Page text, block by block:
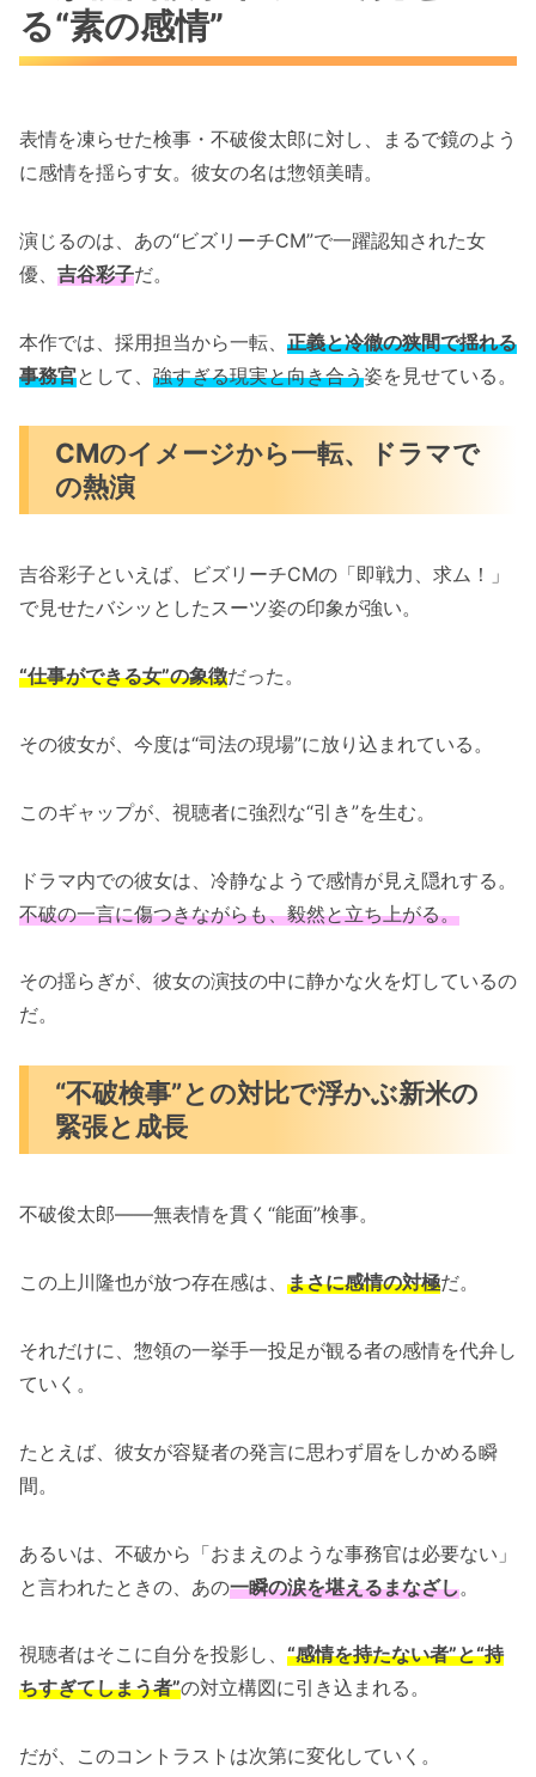
る“素の感情”
表情を凍らせた検事・不破俊太郎に対し、まるで鏡のよう
に感情を揺らす女。彼女の名は惣領美晴。
演じるのは、あの“ビズリーチCM”で一躍認知された女
優、 吉谷彩子だ。
本作では、採用担当から一転、 正義と冷徹の狭間で揺れる
事務官として、 強すぎる現実と向き合う姿を見せている。
CMのイメージから一転、ドラマで
の熱演
吉谷彩子といえば、ビズリーチCMの「即戦力、求ム！」
で見せたバシッとしたスーツ姿の印象が強い。
“仕事ができる女”の象徴だった。
その彼女が、今度は“司法の現場”に放り込まれている。
このギャップが、視聴者に強烈な“引き”を生む。
ドラマ内での彼女は、冷静なようで感情が見え隠れする。
不破の一言に傷つきながらも、毅然と立ち上がる。
その揺らぎが、彼女の演技の中に静かな火を灯しているの
だ。
“不破検事”との対比で浮かぶ新米の
緊張と成長
不破俊太郎――無表情を貫く“能面”検事。
この上川隆也が放つ存在感は、 まさに感情の対極だ。
それだけに、惣領の一挙手一投足が観る者の感情を代弁し
ていく。
たとえば、彼女が容疑者の発言に思わず眉をしかめる瞬
間。
あるいは、不破から「おまえのような事務官は必要ない」
と言われたときの、あの一瞬の涙を堪えるまなざし。
視聴者はそこに自分を投影し、 “感情を持たない者”と“持
ちすぎてしまう者”の対立構図に引き込まれる。
だが、このコントラストは次第に変化していく。